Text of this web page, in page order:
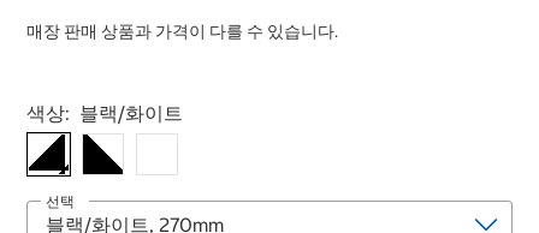
매장 판매 상품과 가격이 다를 수 있습니다.
Select product
색상: 블랙/화이트
선택